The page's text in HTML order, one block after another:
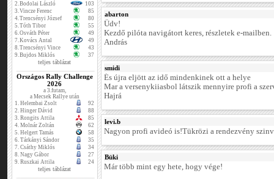
2.Bodolai László
103
3.Vincze Ferenc
85
4.Trencsényi József
80
5.Tóth Tibor
55
6.Osváth Péter
49
7.Kovács Antal
49
8.Trencsényi Vince
43
9.Bujdos Miklós 37
teljes táblázat
Országos Rally Challenge
2026
a 3.futam,
a Mecsek Rallye után
1. Helembai Zsolt
92
2. Hinger Dávid
88
3. Rongits Attila
85
4. Molnár Zoltán
62
5. Helgert Tamás
58
6. Tárkányi Sándor
35
7. Csáthy Miklós
34
8. Nagy Gábor
27
9. Ruszkai Attila 24
teljes táblázat
abarton
Üdv!
Kezdő pilóta navigátort keres, részletek e-mailben.
András
smidi
És újra eljött az idő mindenkinek ott a helye
Mar a versenykiiasbol látszik mennyire profi a
Hajrá
levi.b
Nagyon profi avideó is!Tükrözi a rendezvény
Büki
Már több mint egy hete, hogy vége!